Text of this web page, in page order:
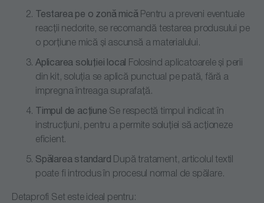
Testarea pe o zonă micăPentru a preveni eventuale
reacții nedorite, se recomandă testarea produsului pe
o porțiune mică și ascunsă a materialului.
Aplicarea soluției local Folosind aplicatoarele și perii
din kit, soluția se aplică punctual pe pată, fără a
impregna întreaga suprafață.
Timpul de acțiune Se respectă timpul indicat în
instrucțiuni, pentru a permite soluției să acționeze
eficient.
Spălarea standard După tratament, articolul textil
poate fi introdus în procesul normal de spălare.
Detaprofi Set este ideal pentru: